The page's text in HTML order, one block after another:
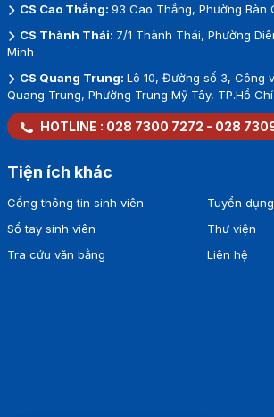
CS Cao Thắng: 93 Cao Thắng, Phường Bàn
CS Thành Thái: 7/1 Thành Thái, Phường
Minh
CS Quang Trung: Lô 10, Đường số 3, Công
Quang Trung, Phường Trung Mỹ Tây, TP.Hồ
HOTLINE : 028 7300 7272 - 028
Tiện ích khác
Cổng thông tin sinh viên
Sổ tay sinh viên
Tra cứu văn bằng
Tuyển
Thư viện
Liên hệ